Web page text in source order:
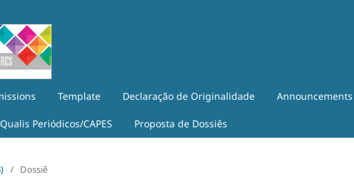
Template Declaração de Originalidade Announcements
Qualis Periódicos/CAPES Proposta de Dossiês
/ Dossiê